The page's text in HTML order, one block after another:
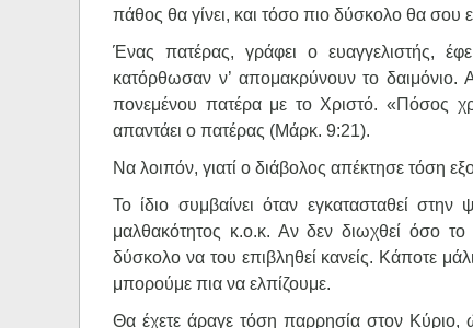
πάθος θα γίνει, και τόσο πιο δύσκολο θα σου
Ένας πατέρας, γράφει ο ευαγγελιστής,
κατόρθωσαν ν’ απομακρύνουν το
πονεμένου πατέρα με το Χριστό. «Πόσος
απαντάει ο πατέρας (Μάρκ. 9:21).
Να λοιπόν, γιατί ο διάβολος απέκτησε τόση
Το ίδιο συμβαίνει όταν εγκατασταθεί
μαλθακότητος κ.ο.κ. Αν δεν διωχθεί όσο το
δύσκολο να του επιβληθεί κανείς. Κάποτε
μπορούμε πια να ελπίζουμε.
Θα έχετε άραγε τόση παρρησία στον Κύριο,